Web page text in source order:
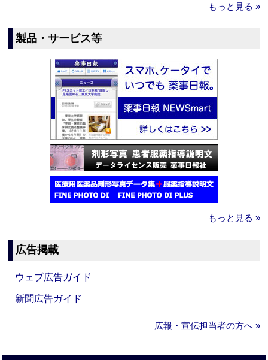
もっと見る »
製品・サービス等
もっと見る »
広告掲載
ウェブ広告ガイド
新聞広告ガイド
広報・宣伝担当者の方へ »